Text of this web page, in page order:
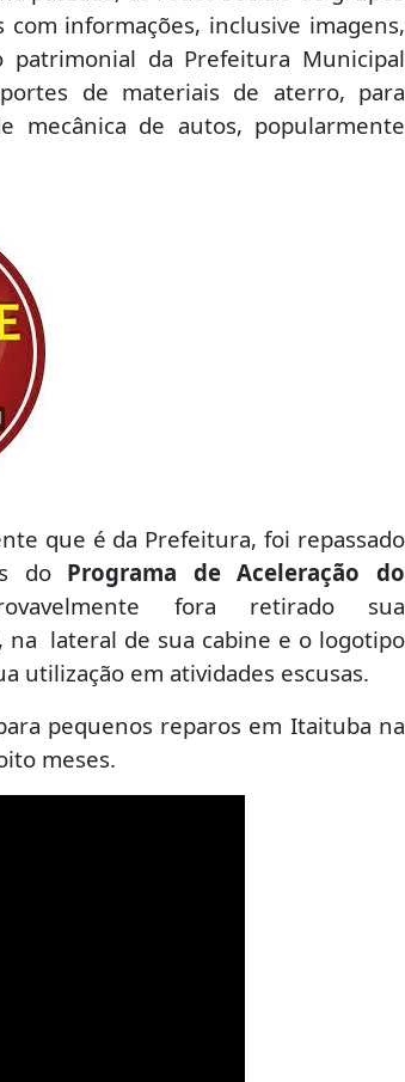
informações, inclusive imagens,
patrimonial da Prefeitura Municipal
de materiais de aterro, para
mecânica de autos, popularmente
que é da Prefeitura, foi repassado
do Programa de Aceleração do
fora retirado sua
na lateral de sua cabine e o logotipo
utilização em atividades escusas.
pequenos reparos em Itaituba na
meses.